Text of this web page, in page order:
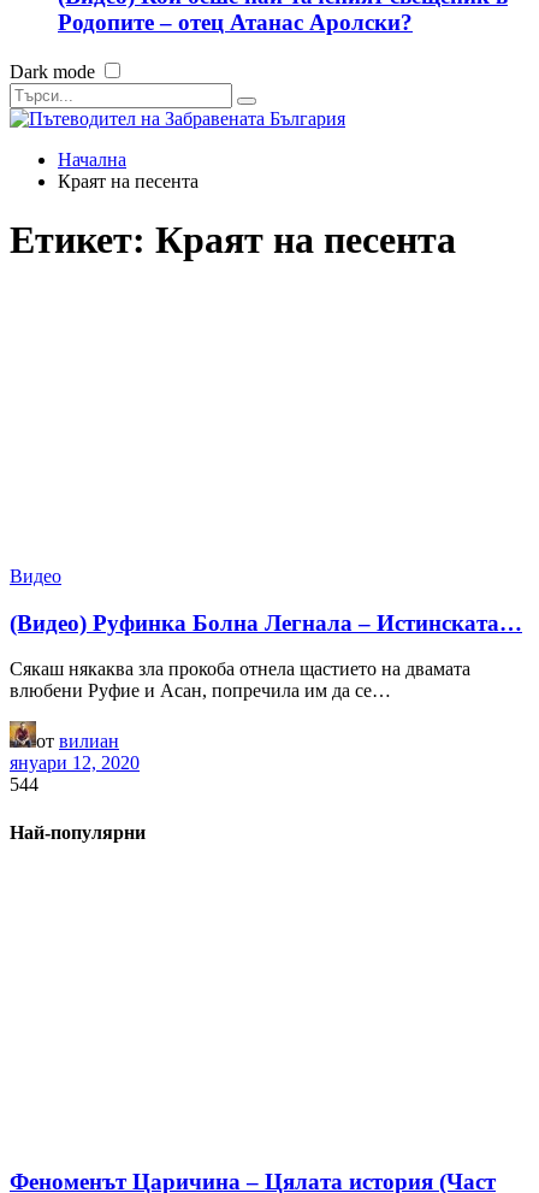
Родопите – отец Атанас Аролски?
Dark mode
Начална
Краят на песента
Етикет: Краят на песента
Видео
(Видео) Руфинка Болна Легнала – Истинската…
Сякаш някаква зла прокоба отнела щастието на двамата
влюбени Руфие и Асан, попречила им да се…
от вилиан
януари 12, 2020
544
Най-популярни
Феноменът Царичина – Цялата история (Част